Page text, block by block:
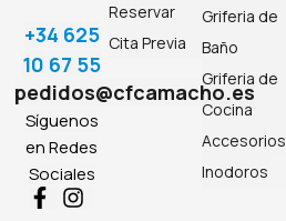
+34 625
10 67 55
pedidos@cfcamacho.es
Síguenos
en Redes
Sociales
Reservar
Cita Previa
Griferia de
Baño
Griferia de
Cocina
Accesorios
Inodoros